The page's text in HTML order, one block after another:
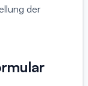
der